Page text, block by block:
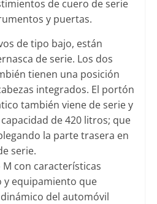
de cuero de serie
y puertas.
de tipo bajo, están
de serie. Los dos
tienen una posición
integrados. El portón
también viene de serie y
de 420 litros; que
la parte trasera en
serie.
con características
y equipamiento que
del automóvil